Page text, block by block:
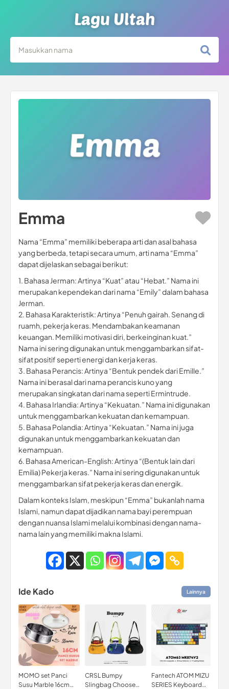
Lagu Ultah
Emma
Nama “Emma” memiliki beberapa arti dan asal bahasa
yang berbeda, tetapi secara umum, arti nama “Emma”
dapat dijelaskan sebagai berikut:
1. Bahasa Jerman: Artinya “Kuat” atau “Hebat.” Nama ini
merupakan kependekan dari nama “Emily” dalam bahasa
Jerman.
2. Bahasa Karakteristik: Artinya “Penuh gairah. Senang di
ruamh, pekerja keras. Mendambakan keamanan
keuangan. Memiliki motivasi diri, berkeinginan kuat.”
Nama ini sering digunakan untuk menggambarkan sifat-
sifat positif seperti energi dan kerja keras.
3. Bahasa Perancis: Artinya “Bentuk pendek dari Emille.”
Nama ini berasal dari nama perancis kuno yang
merupakan singkatan dari nama seperti Ermintrude.
4. Bahasa Irlandia: Artinya “Kekuatan.” Nama ini digunakan
untuk menggambarkan kekuatan dan kemampuan.
5. Bahasa Polandia: Artinya “Kekuatan.” Nama ini juga
digunakan untuk menggambarkan kekuatan dan
kemampuan.
6. Bahasa American-English: Artinya “(Bentuk lain dari
Emilia) Pekerja keras.” Nama ini sering digunakan untuk
menggambarkan sifat pekerja keras dan energik.
Dalam konteks Islam, meskipun “Emma” bukanlah nama
Islami, namun dapat dijadikan nama bayi perempuan
dengan nuansa Islami melalui kombinasi dengan nama-
nama lain yang memiliki makna Islami.
Ide Kado Lainnya
MOMO set Panci
Susu Marble 16cm
CRSL Bumpy
Slingbag Choose
Fantech ATOM MIZU
SERIES Keyboard